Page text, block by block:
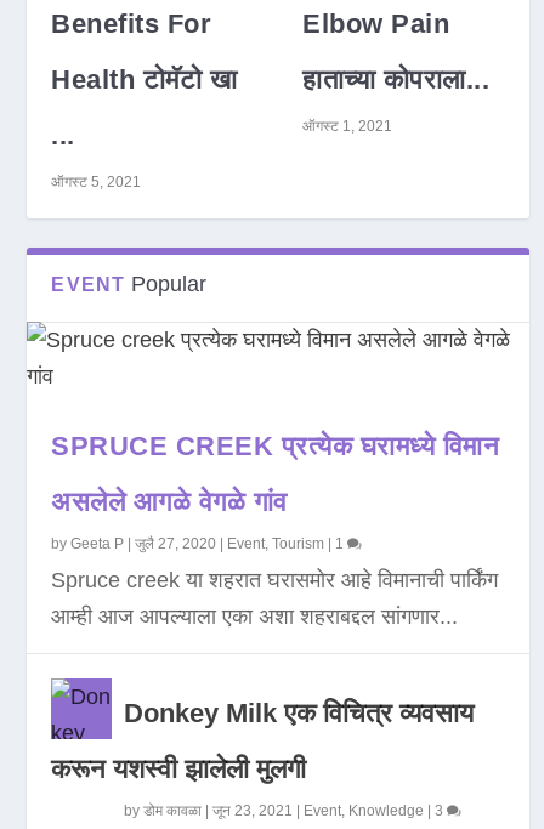
Benefits For
Health टोमॅटो खा
...
ऑगस्ट 5, 2021
Elbow Pain
हाताच्या कोपराला...
ऑगस्ट 1, 2021
EVENT Popular
SPRUCE CREEK प्रत्येक घरामध्ये विमान
असलेले आगळे वेगळे गांव
byGeeta P |जुलै 27, 2020 Event,Tourism 1
Spruce creek या शहरात घरासमोर आहे विमानाची पार्किंग
आम्ही आज आपल्याला एका अशा शहराबद्दल सांगणार...
Donkey Milk एक विचित्र व्यवसाय
करून यशस्वी झालेली मुलगी
byडोम कावळा |जून 23, 2021 Event, Knowledge |3